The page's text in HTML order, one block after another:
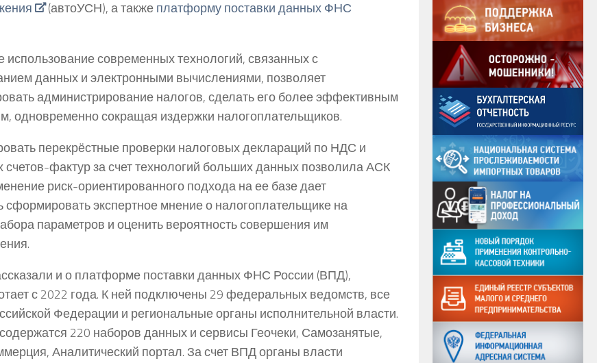
(автоУСН), а такжеплатформу поставки данных ФНС
использование современных технологий, связанных с
данных и электронными вычислениями, позволяет
администрирование налогов, сделать его более эффективным
одновременно сокращая издержки налогоплательщиков.
перекрёстные проверки налоговых деклараций по НДС и
счетов-фактур за счет технологий больших данных позволила АСК
риск-ориентированного подхода на ее базе дает
сформировать экспертное мнение о налогоплательщике на
параметров и оценить вероятность совершения им
и о платформе поставки данных ФНС России (ВПД),
с 2022 года. К ней подключены 29 федеральных ведомств, все
Федерации и региональные органы исполнительной власти.
220 наборов данных и сервисы Геочеки, Самозанятые,
Аналитический портал. За счет ВПД органы власти